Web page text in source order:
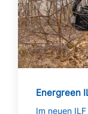
Energreen
Im neuen